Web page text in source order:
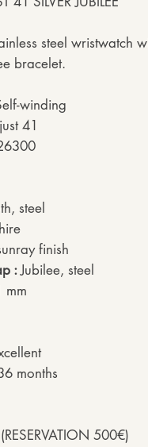
steel wristwatch
bracelet.
winding
41
steel
finish
:Jubilee, steel
mm
months
500€)